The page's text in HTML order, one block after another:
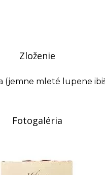
Zloženie
(jemne mleté lupene
Fotogaléria